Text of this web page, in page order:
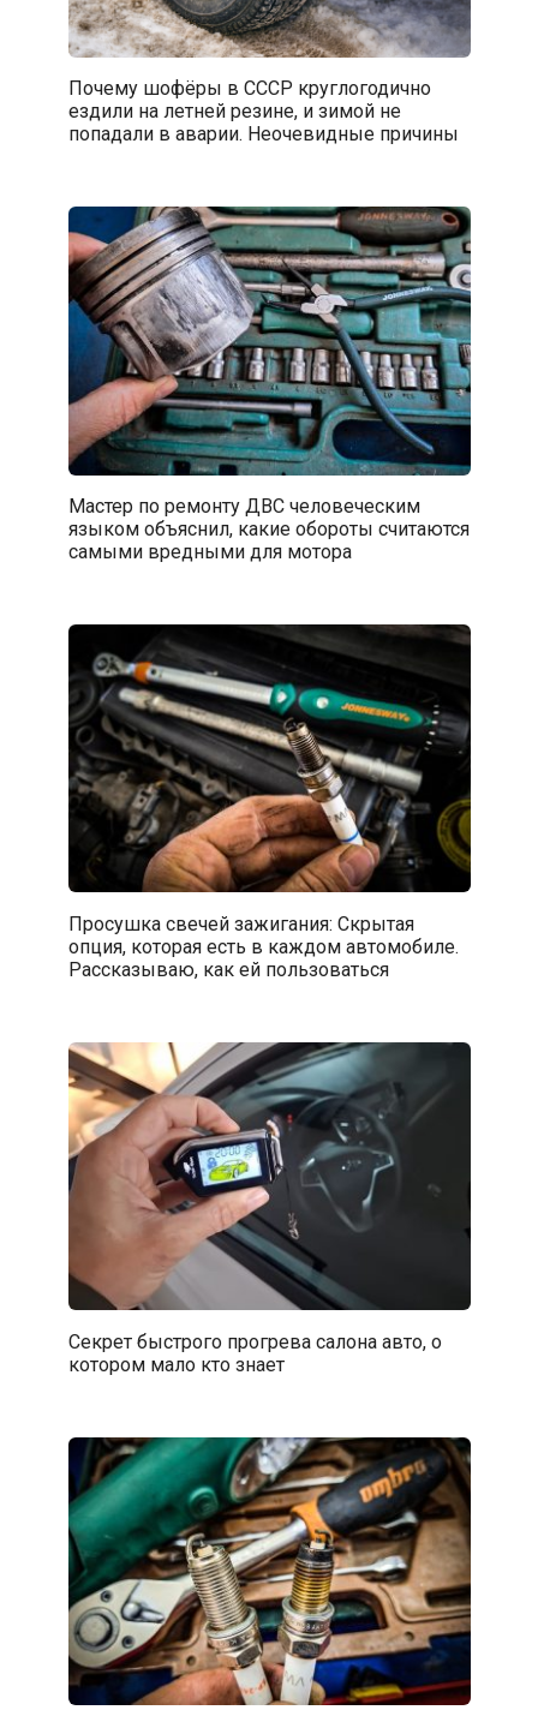
Почему шофёры в СССР круглогодично
ездили на летней резине, и зимой не
попадали в аварии. Неочевидные причины
Мастер по ремонту ДВС человеческим
языком объяснил, какие обороты считаются
самыми вредными для мотора
Просушка свечей зажигания: Скрытая
опция, которая есть в каждом автомобиле.
Рассказываю, как ей пользоваться
Секрет быстрого прогрева салона авто, о
котором мало кто знает